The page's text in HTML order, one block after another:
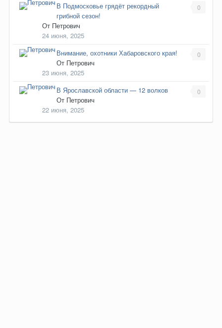
0
В Подмосковье грядёт рекордный
грибной сезон!
От Петрович
24 июня, 2025
0
Внимание, охотники Хабаровского края!
От Петрович
23 июня, 2025
0
В Ярославской области — 12 волков
От Петрович
22 июня, 2025